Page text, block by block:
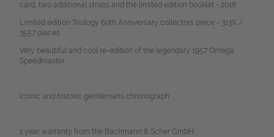
card, two additional straps and the limited edition booklet - 2018.
Limited edition Triology 60th Anniversary collectors piece - 313X /
3557 pieces.
Very beautiful and cool re-edition of the legendary 1957 Omega
Speedmaster.
Iconic and historic gentlemans chronograph.
1 year warranty from the Bachmann & Scher GmbH.